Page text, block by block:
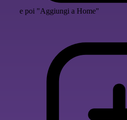
e poi "Aggiungi a Home"